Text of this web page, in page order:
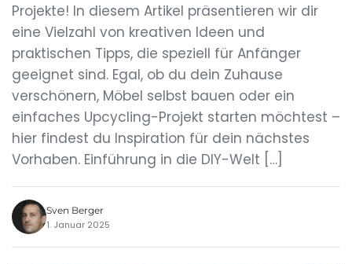
Projekte! In diesem Artikel präsentieren wir dir
eine Vielzahl von kreativen Ideen und
praktischen Tipps, die speziell für Anfänger
geeignet sind. Egal, ob du dein Zuhause
verschönern, Möbel selbst bauen oder ein
einfaches Upcycling-Projekt starten möchtest –
hier findest du Inspiration für dein nächstes
Vorhaben. Einführung in die DIY-Welt […]
Sven Berger
1. Januar 2025